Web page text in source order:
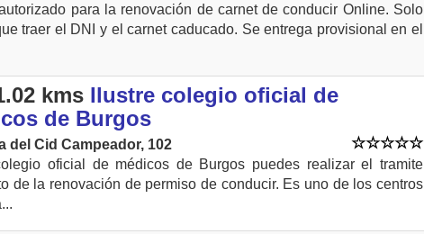
para la renovación de carnet de conducir Online. Solo
traer el DNI y el carnet caducado. Se entrega provisional en el
kms Ilustre colegio oficial de
de Burgos
del Cid Campeador, 102
oficial de médicos de Burgos puedes realizar el tramite
de la renovación de permiso de conducir. Es uno de los centros